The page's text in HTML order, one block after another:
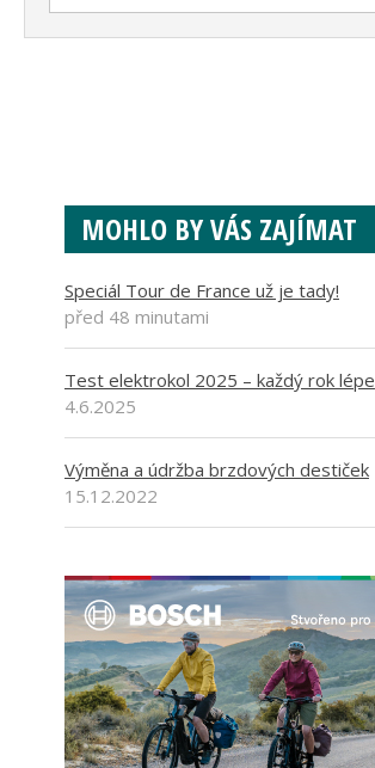
MOHLO BY VÁS ZAJÍMAT
Speciál Tour de France už je tady!
před 48 minutami
Test elektrokol 2025 – každý rok lépe
4.6.2025
Výměna a údržba brzdových destiček
15.12.2022